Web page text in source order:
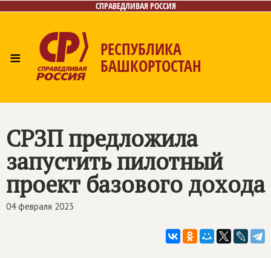
СПРАВЕДЛИВАЯ РОССИЯ
≡ РЕСПУБЛИКА
БАШКОРТОСТАН
СРЗП предложила
запустить пилотный
проект базового дохода
04 февраля 2023